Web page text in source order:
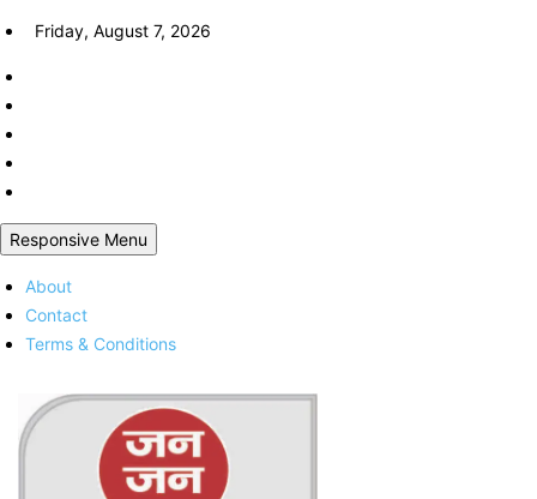
Skip
content
Friday, August 7, 2026
Responsive Menu
About
Contact
Terms & Conditions